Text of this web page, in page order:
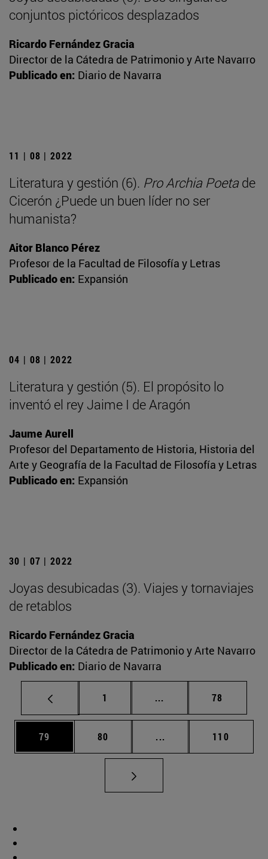
conjuntos pictóricos desplazados
Ricardo Fernández Gracia
Director de la Cátedra de Patrimonio y Arte Navarro
Publicado en: Diario de Navarra
11 | 08 | 2022
Literatura y gestión (6). Pro Archia Poetade
Cicerón ¿Puede un buen líder no ser
humanista?
Aitor Blanco Pérez
Profesor de la Facultad de Filosofía y Letras
Publicado en: Expansión
04 | 08 | 2022
Literatura y gestión (5). El propósito lo
inventó el rey Jaime I de Aragón
Jaume Aurell
Profesor del Departamento de Historia, Historia del
Arte y Geografía de la Facultad de Filosofía y Letras
Publicado en: Expansión
30 | 07 | 2022
Joyas desubicadas (3). Viajes y tornaviajes
de retablos
Ricardo Fernández Gracia
Director de la Cátedra de Patrimonio y Arte Navarro
Publicado en: Diario de Navarra
Página
1 ... Páginas intermedias
Página
78
Página
79 Página
80 ... Páginas intermedias
Página
110